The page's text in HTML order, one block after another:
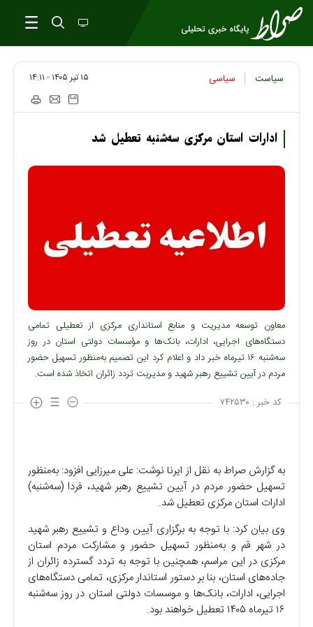
سیاست سیاسی ۱۵ تير ۱۴۰۵ - ۱۴:۱۱
ادارات استان مرکزی سه‌شنبه تعطیل شد
معاون توسعه مدیریت و منابع استانداری مرکزی از تعطیلی تمامی
دستگاه‌های اجرایی، ادارات، بانک‌ها و مؤسسات دولتی استان در روز
سه‌شنبه ۱۶ تیرماه خبر داد و اعلام کرد این تصمیم به‌منظور تسهیل حضور
مردم در آیین تشییع رهبر شهید و مدیریت تردد زائران اتخاذ شده است.
کد خبر : ۷۴۲۵۳۰
به گزارش صراط به نقل از ایرنا نوشت: علی میرزایی افزود: به‌منظور
تسهیل حضور مردم در آیین تشییع رهبر شهید، فردا (سه‌شنبه)
ادارات استان مرکزی تعطیل شد.
وی بیان کرد: با توجه به برگزاری آیین وداع و تشییع رهبر شهید
در شهر قم و به‌منظور تسهیل حضور و مشارکت مردم استان
مرکزی در این مراسم، همچنین با توجه به تردد گسترده زائران از
جاده‌های استان، بنا بر دستور استاندار مرکزی، تمامی دستگاه‌های
اجرایی، ادارات، بانک‌ها و موسسات دولتی استان در روز سه‌شنبه
۱۶ تیرماه ۱۴۰۵ تعطیل خواهند بود.